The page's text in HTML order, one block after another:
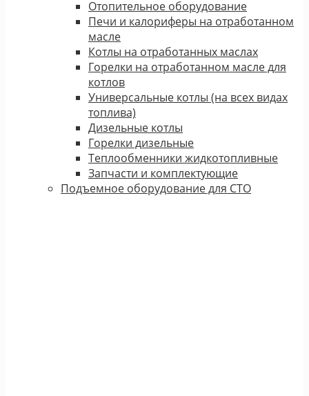
Отопительное оборудование
Печи и калориферы на отработанном
масле
Котлы на отработанных маслах
Горелки на отработанном масле для
котлов
Универсальные котлы (на всех видах
топлива)
Дизельные котлы
Горелки дизельные
Теплообменники жидкотопливные
Запчасти и комплектующие
Подъемное оборудование для СТО